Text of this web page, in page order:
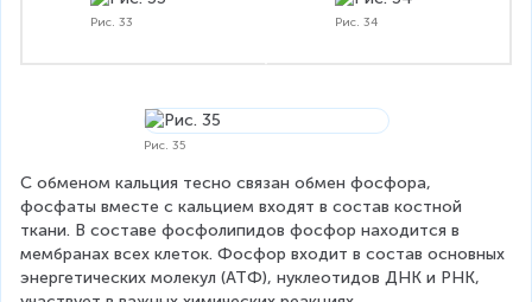
Рис. 33 Рис. 34
Рис. 35
С обменом кальция тесно связан обмен фосфора,
фосфаты вместе с кальцием входят в состав костной
ткани. В составе фосфолипидов фосфор находится в
мембранах всех клеток. Фосфор входит в состав основных
энергетических молекул (АТФ), нуклеотидов ДНК и РНК,